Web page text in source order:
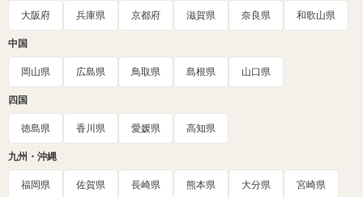
大阪府 兵庫県 京都府 滋賀県 奈良県 和歌山県
中国
岡山県 広島県 鳥取県 島根県 山口県
四国
徳島県 香川県 愛媛県 高知県
九州・沖縄
福岡県 佐賀県 長崎県 熊本県 大分県 宮崎県